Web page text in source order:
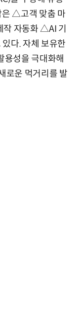
은 △고객 맞춤 마
자동화 △AI 기
다. 자체 보유한
용성을 극대화해
로운 먹거리를 발